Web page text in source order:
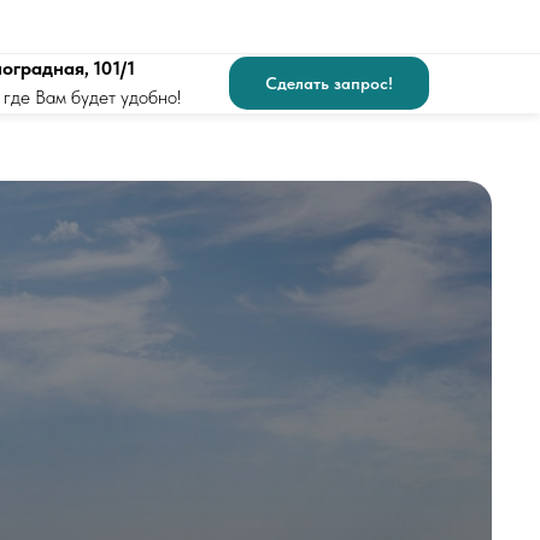
101/1
Вам будет удобно!
Сделать запрос!